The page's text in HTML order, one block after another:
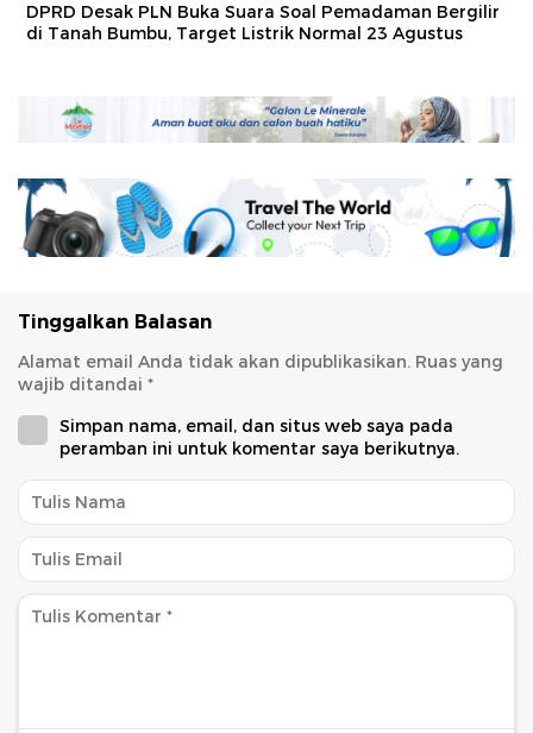
DPRD Desak PLN Buka Suara Soal Pemadaman Bergilir
di Tanah Bumbu, Target Listrik Normal 23 Agustus
Tinggalkan Balasan
Alamat email Anda tidak akan dipublikasikan. Ruas yang
wajib ditandai *
Simpan nama, email, dan situs web saya pada
peramban ini untuk komentar saya berikutnya.